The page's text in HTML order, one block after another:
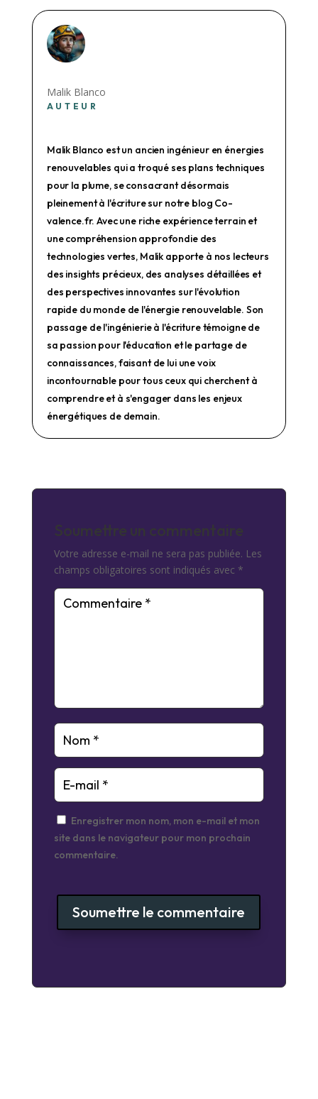
Malik Blanco
AUTEUR
Malik Blanco est un ancien ingénieur en énergies
renouvelables qui a troqué ses plans techniques
pour la plume, se consacrant désormais
pleinement à l'écriture sur notre blog Co-
valence.fr. Avec une riche expérience terrain et
une compréhension approfondie des
technologies vertes, Malik apporte à nos lecteurs
des insights précieux, des analyses détaillées et
des perspectives innovantes sur l'évolution
rapide du monde de l'énergie renouvelable. Son
passage de l'ingénierie à l'écriture témoigne de
sa passion pour l'éducation et le partage de
connaissances, faisant de lui une voix
incontournable pour tous ceux qui cherchent à
comprendre et à s'engager dans les enjeux
énergétiques de demain.
Soumettre un commentaire
Votre adresse e-mail ne sera pas publiée. Les
champs obligatoires sont indiqués avec *
Enregistrer mon nom, mon e-mail et mon
site dans le navigateur pour mon prochain
commentaire.
Soumettre le commentaire